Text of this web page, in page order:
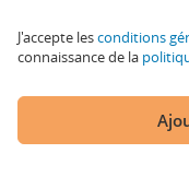
J'accepte lesconditions
connaissance de la